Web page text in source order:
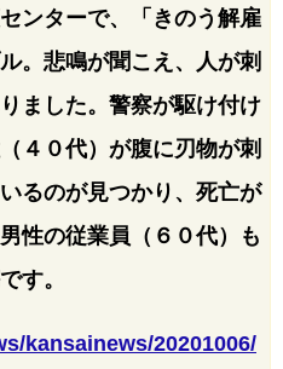
ンターで、「きのう解雇
。悲鳴が聞こえ、人が刺
ました。警察が駆け付け
４０代）が腹に刃物が刺
るのが見つかり、死亡が
性の従業員（６０代）も
す。
kansainews/20201006/